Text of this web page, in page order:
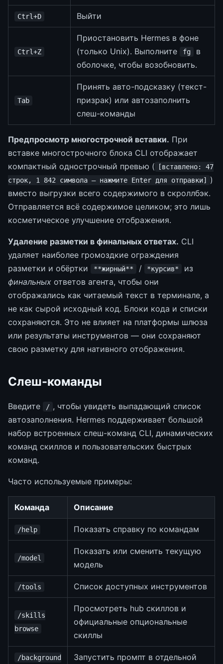
Ctrl+D Выйти
Ctrl+Z
Приостановить Hermes в фоне
(только Unix). Выполните
fg
в
оболочке, чтобы возобновить.
Tab
Принять авто-подсказку (текст-
призрак) или автозаполнить
слеш-команды
Предпросмотр многострочной вставки. При
вставке многострочного блока CLI отображает
компактный однострочный превью (
[вставлено: 47
строк, 1 842 символа — нажмите Enter для отправки]
)
вместо выгрузки всего содержимого в скроллбэк.
Отправляется всё содержимое целиком; это лишь
косметическое улучшение отображения.
Удаление разметки в финальных ответах. CLI
удаляет наиболее громоздкие ограждения
разметки и обёртки
**жирный** / *курсив*
из
финальных ответов агента, чтобы они
отображались как читаемый текст в терминале, а
не как сырой исходный код. Блоки кода и списки
сохраняются. Это не влияет на платформы шлюза
или результаты инструментов — они сохраняют
свою разметку для нативного отображения.
Слеш-команды
Введите / , чтобы увидеть выпадающий список
автозаполнения. Hermes поддерживает большой
набор встроенных слеш-команд CLI, динамических
команд скиллов и пользовательских быстрых
команд.
Часто используемые примеры:
Команда Описание
/help Показать справку по командам
/model
Показать или сменить текущую
модель
/tools Список доступных инструментов
/skills
browse
Просмотреть hub скиллов и
официальные опциональные
скиллы
/background
Запустить промпт в отдельной